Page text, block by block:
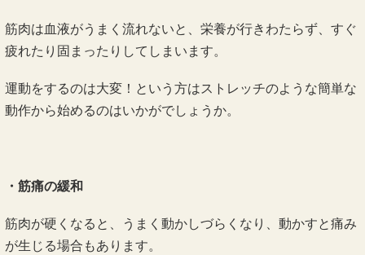
筋肉は血液がうまく流れないと、栄養が行きわたらず、すぐ
疲れたり固まったりしてしまいます。
運動をするのは大変！という方はストレッチのような簡単な
動作から始めるのはいかがでしょうか。
・筋痛の緩和
筋肉が硬くなると、うまく動かしづらくなり、動かすと痛み
が生じる場合もあります。